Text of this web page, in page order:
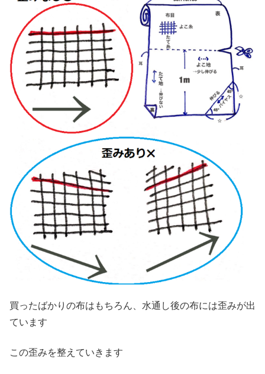
買ったばかりの布はもちろん、水通し後の布には歪みが出
ています
この歪みを整えていきます